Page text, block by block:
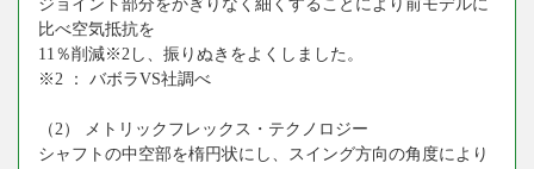
ジョイント部分をかぎりなく細くすることにより前モデルに
比べ空気抵抗を
11％削減※2し、振りぬきをよくしました。
※2 ： バボラVS社調べ
（2） メトリックフレックス・テクノロジー
シャフトの中空部を楕円状にし、スイング方向の角度により